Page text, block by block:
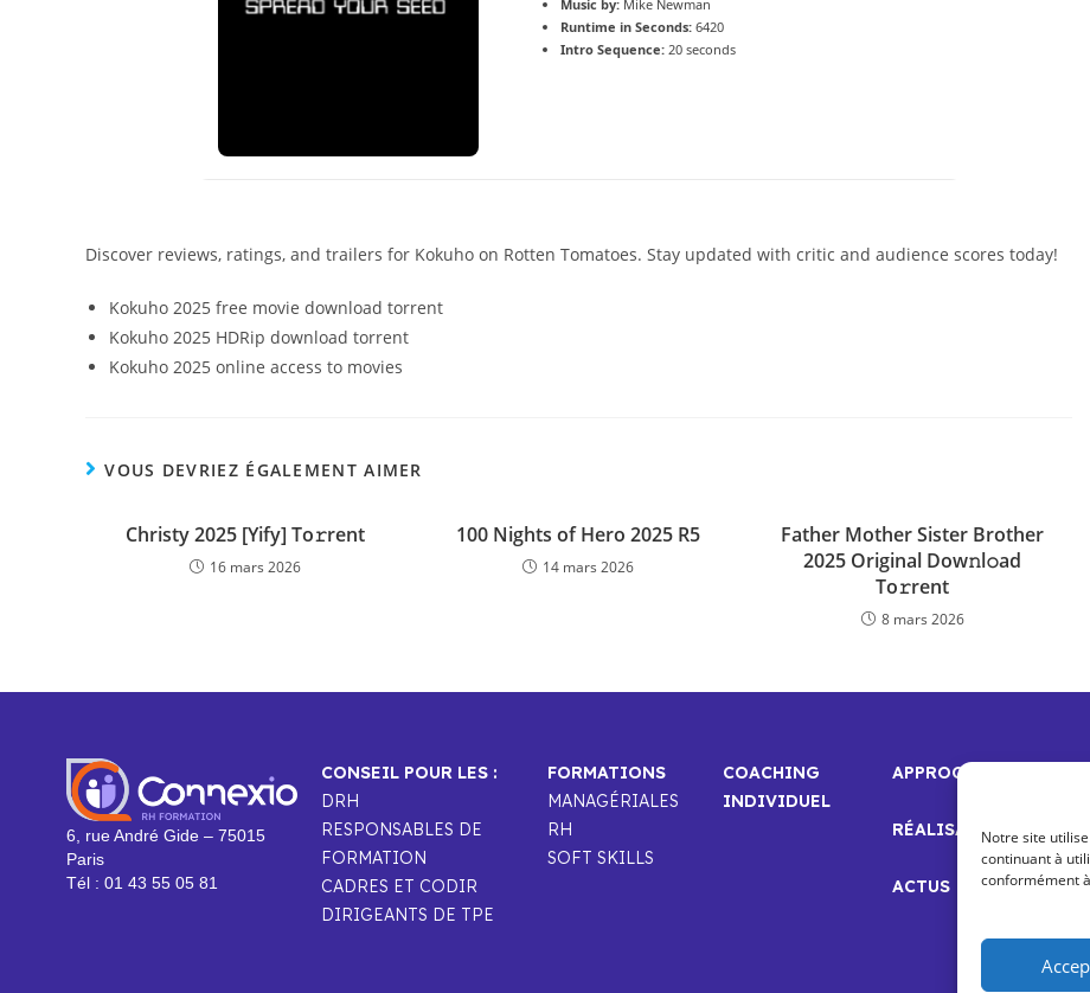
Notre site
continuant à
conformément
Music by:Mike Newman
Runtime in Seconds:6420
Intro Sequence:20 seconds
Discover reviews, ratings, and trailers for Kokuho on Rotten Tomatoes. Stay updated with critic and audience scores today!
Kokuho 2025 free movie download torrent
Kokuho 2025 HDRip download torrent
Kokuho 2025 online access to movies
VOUS DEVRIEZ ÉGALEMENT AIMER
Christy 2025 [Yify] To𝚛rent
16 mars 2026
100 Nights of Hero 2025 R5
14 mars 2026
Father Mother Sister Brother
2025 Original Dow𝚗l𝚘ad
To𝚛rent
8 mars 2026
6, rue André Gide – 75015
Paris
Tél : 01 43 55 05 81
CONSEIL POUR LES :
DRH
RESPONSABLES DE
FORMATION
CADRES ET CODIR
DIRIGEANTS DE TPE
FORMATIONS
MANAGÉRIALES
RH
SOFT SKILLS
COACHING
INDIVIDUEL
APPROCHE
RÉALISATIONS
ACTUS